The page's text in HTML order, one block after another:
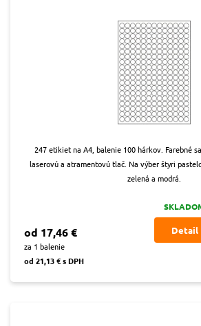
247 etikiet na A4, balenie 100 hárkov. Farebné
laserovú a atramentovú tlač. Na výber štyri
zelená a modrá.
od 17,46 €
za 1 balenie
od 21,13 € s DPH
Detail